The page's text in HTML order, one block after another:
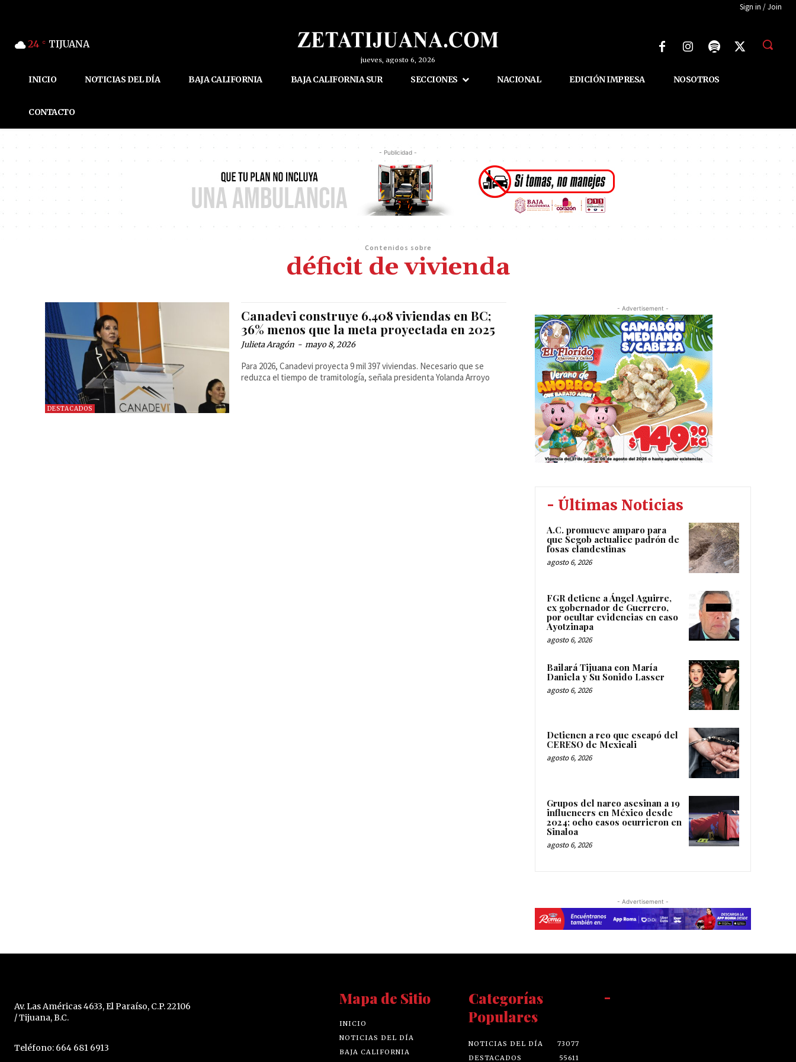
Sign in / Join
24 C TIJUANA
jueves, agosto 6, 2026
INICIO NOTICIAS DEL DÍA BAJA CALIFORNIA BAJA CALIFORNIA SUR SECCIONES NACIONAL EDICIÓN IMPRESA NOSOTROS
CONTACTO
- Publicidad -
Contenidos sobre
déficit de vivienda
DESTACADOS
Canadevi construye 6,408 viviendas en BC;
36% menos que la meta proyectada en 2025
Julieta Aragón - mayo 8, 2026
Para 2026, Canadevi proyecta 9 mil 397 viviendas. Necesario que se
reduzca el tiempo de tramitología, señala presidenta Yolanda Arroyo
- Advertisement -
- Últimas Noticias
A.C. promueve amparo para
que Segob actualice padrón de
fosas clandestinas
agosto 6, 2026
FGR detiene a Ángel Aguirre,
ex gobernador de Guerrero,
por ocultar evidencias en caso
Ayotzinapa
agosto 6, 2026
Bailará Tijuana con María
Daniela y Su Sonido Lasser
agosto 6, 2026
Detienen a reo que escapó del
CERESO de Mexicali
agosto 6, 2026
Grupos del narco asesinan a 19
influencers en México desde
2024; ocho casos ocurrieron en
Sinaloa
agosto 6, 2026
- Advertisement -
Av. Las Américas 4633, El Paraíso, C.P. 22106
/ Tijuana, B.C.
Teléfono: 664 681 6913
Mapa de Sitio
INICIO
NOTICIAS DEL DÍA
BAJA CALIFORNIA
Categorías
Populares
NOTICIAS DEL DÍA
73077
DESTACADOS
55611
-